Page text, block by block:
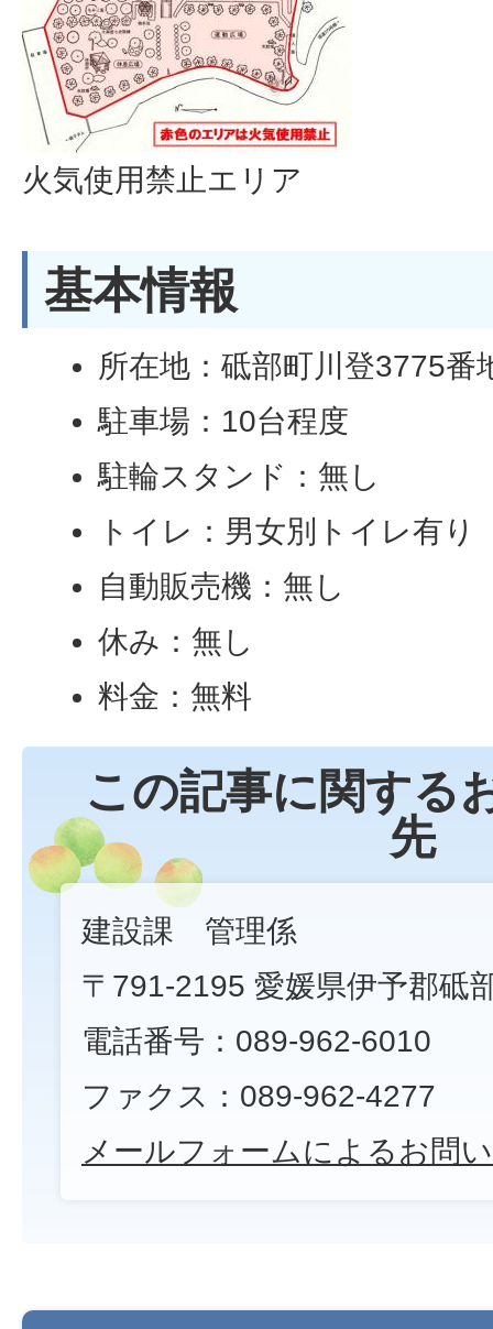
火気使用禁止エリア
基本情報
所在地：砥部町川登3775番
駐車場：10台程度
駐輪スタンド：無し
トイレ：男女別トイレ有り
自動販売機：無し
休み：無し
料金：無料
この記事に関する
先
建設課 管理係
〒791-2195 愛媛県伊予郡砥
電話番号：089-962-6010
ファクス：089-962-4277
メールフォームによるお問